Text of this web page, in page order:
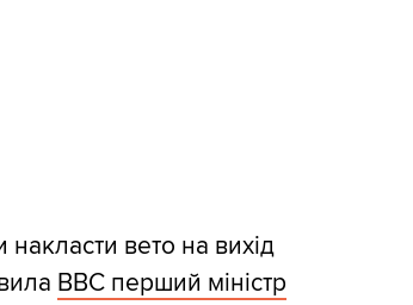
вето на вихід
ВВС перший міністр